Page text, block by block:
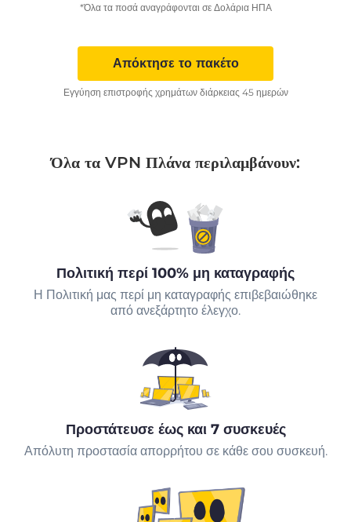
*Όλα τα ποσά αναγράφονται σε Δολάρια ΗΠΑ
Απόκτησε το πακέτο
Εγγύηση επιστροφής χρημάτων διάρκειας 45 ημερών
Όλα τα VPN Πλάνα περιλαμβάνουν:
Πολιτική περί 100% μη καταγραφής
Η Πολιτική μας περί μη καταγραφής επιβεβαιώθηκε
από ανεξάρτητο έλεγχο.
Προστάτευσε έως και 7 συσκευές
Απόλυτη προστασία απορρήτου σε κάθε σου συσκευή.